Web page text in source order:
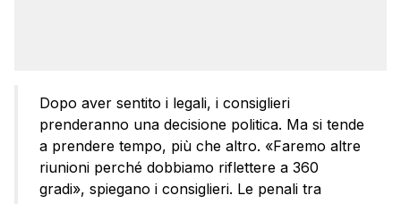
Dopo aver sentito i legali, i consiglieri
prenderanno una decisione politica. Ma si tende
a prendere tempo, più che altro. «Faremo altre
riunioni perché dobbiamo riflettere a 360
gradi», spiegano i consiglieri. Le penali tra